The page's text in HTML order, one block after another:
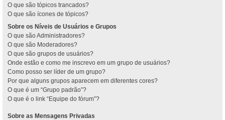
O que são tópicos trancados?
O que são ícones de tópicos?
Sobre os Níveis de Usuários e Grupos
O que são Administradores?
O que são Moderadores?
O que são grupos de usuários?
Onde estão e como me inscrevo em um grupo de usuários?
Como posso ser líder de um grupo?
Por que alguns grupos aparecem em diferentes cores?
O que é um “Grupo padrão”?
O que é o link “Equipe do fórum”?
Sobre as Mensagens Privadas